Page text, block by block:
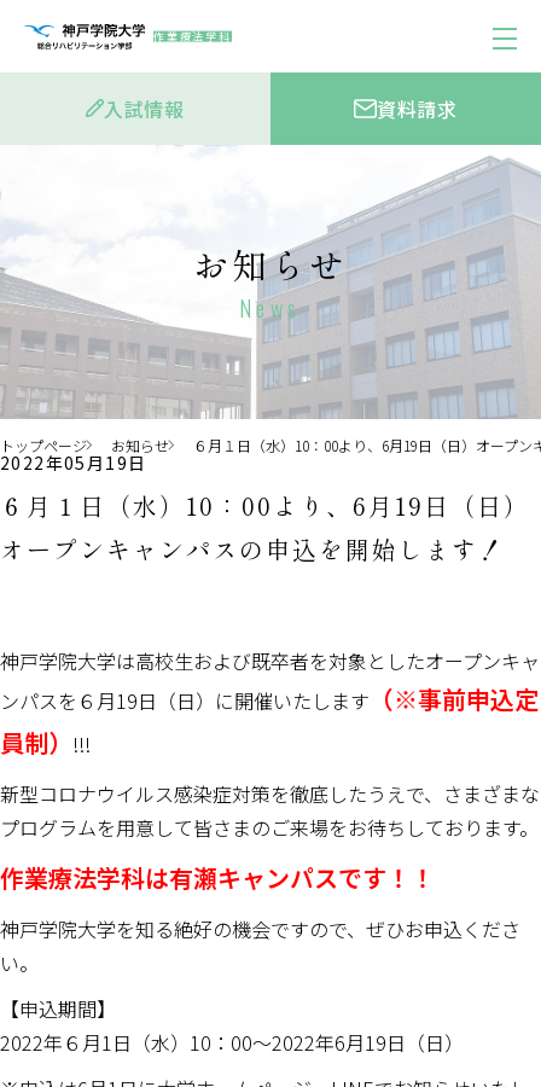
作業療法学科
入試情報 資料請求
お知らせ
News
トップページ お知らせ ６月１日（水）10：00より、6月19日（日）オープ
2022年05月19日
６月１日（水）10：00より、6月19日（日）
オープンキャンパスの申込を開始します！
神戸学院大学は高校生および既卒者を対象としたオープンキャ
ンパスを６月19日（日）に開催いたします （※事前申込定
員制）
!!!
新型コロナウイルス感染症対策を徹底したうえで、さまざまな
プログラムを用意して皆さまのご来場をお待ちしております。
作業療法学科は有瀬キャンパスです！！
神戸学院大学を知る絶好の機会ですので、ぜひお申込くださ
い。
【申込期間】
2022年６月1日（水）10：00～2022年6月19日（日）